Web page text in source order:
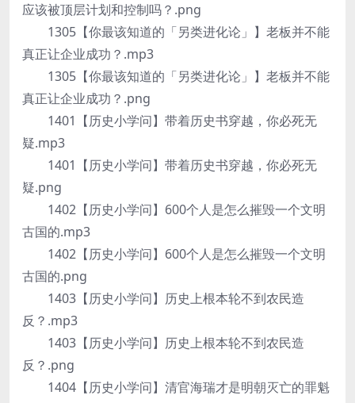
应该被顶层计划和控制吗？.png
1305【你最该知道的「另类进化论」】老板并不能
真正让企业成功？.mp3
1305【你最该知道的「另类进化论」】老板并不能
真正让企业成功？.png
1401【历史小学问】带着历史书穿越，你必死无
疑.mp3
1401【历史小学问】带着历史书穿越，你必死无
疑.png
1402【历史小学问】600个人是怎么摧毁一个文明
古国的.mp3
1402【历史小学问】600个人是怎么摧毁一个文明
古国的.png
1403【历史小学问】历史上根本轮不到农民造
反？.mp3
1403【历史小学问】历史上根本轮不到农民造
反？.png
1404【历史小学问】清官海瑞才是明朝灭亡的罪魁